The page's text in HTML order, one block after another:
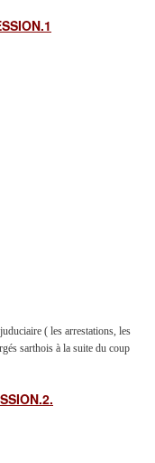
( les arrestations, les
sarthois à la suite du coup